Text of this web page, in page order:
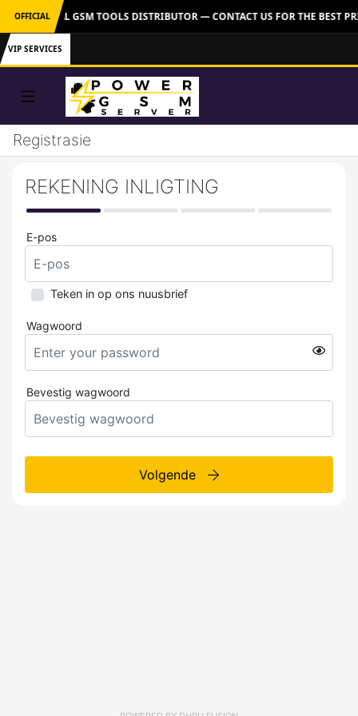
OFFICIAL
OFFICIAL GSM TOOLS DISTRIBUTOR — CONTACT US FOR THE BEST
VIP SERVICES
Registrasie
REKENING INLIGTING
E-pos
Teken in op ons nuusbrief
Wagwoord
Bevestig wagwoord
Volgende